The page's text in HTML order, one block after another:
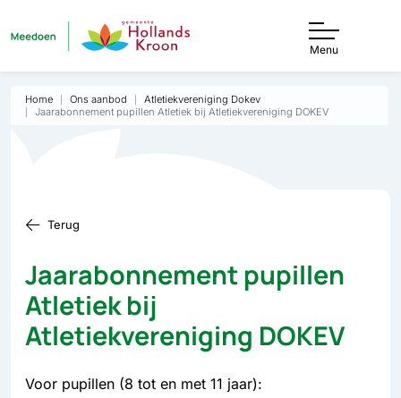
Menu
Home Ons aanbod
Atletiekvereniging Dokev
Jaarabonnement pupillen Atletiek bij Atletiekvereniging DOKEV
Terug
Jaarabonnement pupillen
Atletiek bij
Atletiekvereniging DOKEV
Voor pupillen (8 tot en met 11 jaar):